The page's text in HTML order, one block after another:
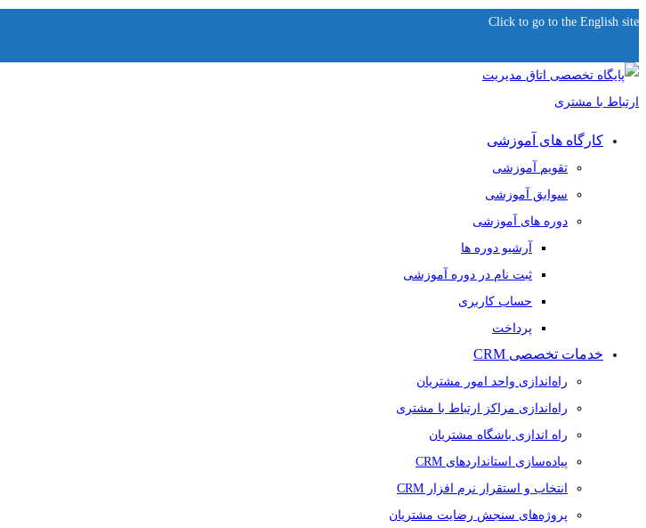
Click to go to the English site
کارگاه های آموزشی
تقویم آموزشی
سوابق آموزشی
دوره های آموزشی
آرشیو دوره ها
ثبت نام در دوره آموزشی
حساب کاربری
پرداخت
خدمات تخصصی CRM
راه‌اندازی واحد امور مشتریان
راه‌اندازی مراکز ارتباط با مشتری
راه اندازی باشگاه مشتریان
پیاده‌سازی استانداردهای CRM
انتخاب و استقرار نرم افزار CRM
پروژه‌های سنجش رضایت مشتریان